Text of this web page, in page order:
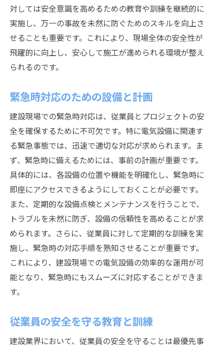
対しては安全意識を高めるための教育や訓練を継続的に
実施し、万一の事故を未然に防ぐためのスキルを向上さ
せることも重要です。これにより、現場全体の安全性が
飛躍的に向上し、安心して施工が進められる環境が整え
られるのです。
緊急時対応のための設備と計画
建設現場での緊急時対応は、従業員とプロジェクトの安
全を確保するために不可欠です。特に電気設備に関連す
る緊急事態では、迅速で適切な対応が求められます。ま
ず、緊急時に備えるためには、事前の計画が重要です。
具体的には、各設備の位置や機能を明確化し、緊急時に
即座にアクセスできるようにしておくことが必要です。
また、定期的な設備点検とメンテナンスを行うことで、
トラブルを未然に防ぎ、設備の信頼性を高めることが求
められます。さらに、従業員に対して定期的な訓練を実
施し、緊急時の対応手順を熟知させることが重要です。
これにより、建設現場での電気設備の効率的な運用が可
能となり、緊急時にもスムーズに対応することができま
す。
従業員の安全を守る教育と訓練
建設業界において、従業員の安全を守ることは最優先事